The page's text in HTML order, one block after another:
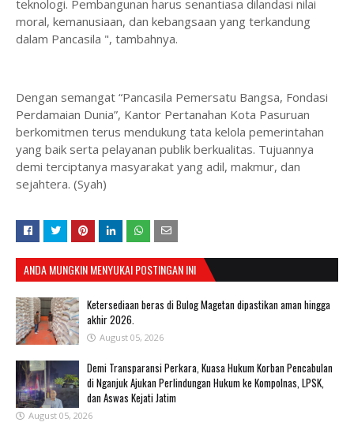
teknologi. Pembangunan harus senantiasa dilandasi nilai
moral, kemanusiaan, dan kebangsaan yang terkandung
dalam Pancasila ", tambahnya.
Dengan semangat “Pancasila Pemersatu Bangsa, Fondasi
Perdamaian Dunia”, Kantor Pertanahan Kota Pasuruan
berkomitmen terus mendukung tata kelola pemerintahan
yang baik serta pelayanan publik berkualitas. Tujuannya
demi terciptanya masyarakat yang adil, makmur, dan
sejahtera. (Syah)
ANDA MUNGKIN MENYUKAI POSTINGAN INI
Ketersediaan beras di Bulog Magetan dipastikan aman hingga
akhir 2026.
August 05, 2026
Demi Transparansi Perkara, Kuasa Hukum Korban Pencabulan
di Nganjuk Ajukan Perlindungan Hukum ke Kompolnas, LPSK,
dan Aswas Kejati Jatim
August 05, 2026